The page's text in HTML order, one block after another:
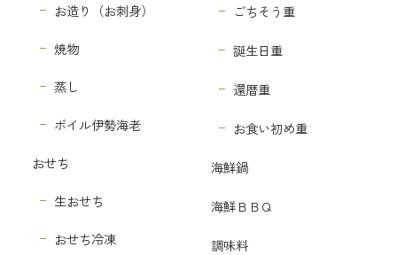
お造り（お刺身）
焼物
蒸し
ボイル伊勢海老
おせち
生おせち
おせち冷凍
ごちそう重
誕生日重
還暦重
お食い初め重
海鮮鍋
海鮮ＢＢＱ
調味料